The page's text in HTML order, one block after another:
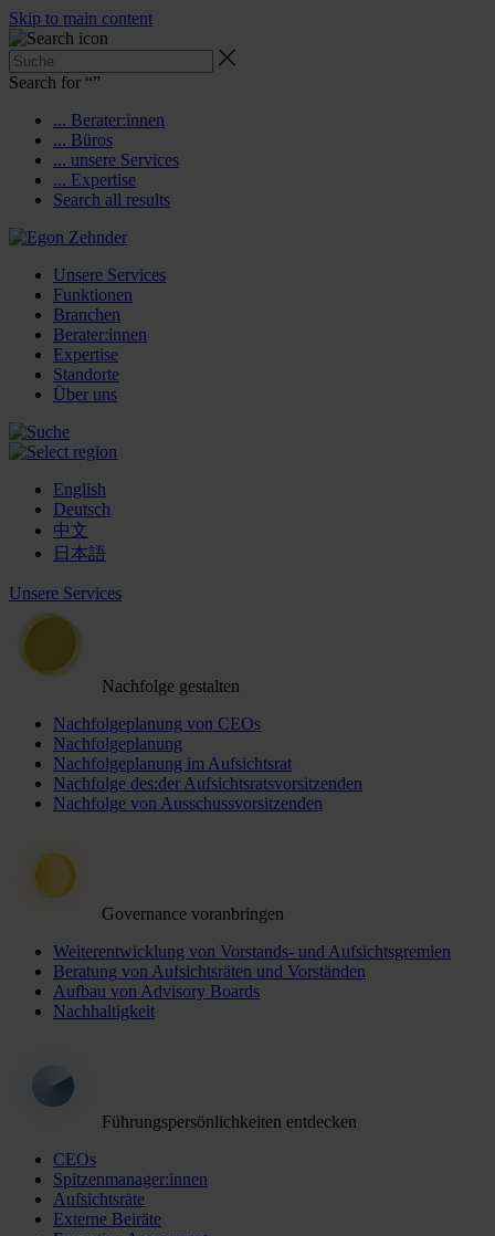
Skip to main content
Search for “”
... Berater:innen
... Büros
... unsere Services
... Expertise
Search all results
Unsere Services
Funktionen
Branchen
Berater:innen
Expertise
Standorte
Über uns
English
Deutsch
中文
日本語
Unsere Services
Nachfolge gestalten
Nachfolgeplanung von CEOs
Nachfolgeplanung
Nachfolgeplanung im Aufsichtsrat
Nachfolge des:der Aufsichtsratsvorsitzenden
Nachfolge von Ausschussvorsitzenden
Governance voranbringen
Weiterentwicklung von Vorstands- und Aufsichtsgremien
Beratung von Aufsichtsräten und Vorständen
Aufbau von Advisory Boards
Nachhaltigkeit
Führungspersönlichkeiten entdecken
CEOs
Spitzenmanager:innen
Aufsichtsräte
Externe Beiräte